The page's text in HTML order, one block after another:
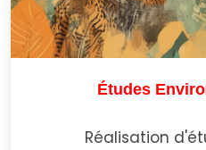
Études
Réalisation